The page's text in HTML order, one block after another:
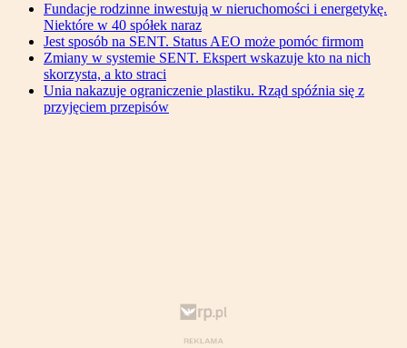
Fundacje rodzinne inwestują w nieruchomości i energetykę.
Niektóre w 40 spółek naraz
Jest sposób na SENT. Status AEO może pomóc firmom
Zmiany w systemie SENT. Ekspert wskazuje kto na nich
skorzysta, a kto straci
Unia nakazuje ograniczenie plastiku. Rząd spóźnia się z
przyjęciem przepisów